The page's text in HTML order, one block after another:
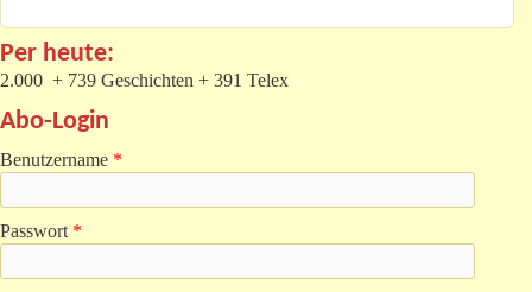
Per heute:
2.000 + 739 Geschichten + 391 Telex
Abo-Login
Benutzername *
Passwort *